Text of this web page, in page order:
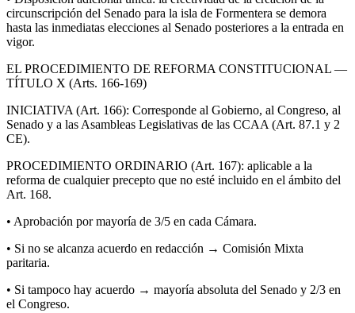
circunscripción del Senado para la isla de Formentera se demora
hasta las inmediatas elecciones al Senado posteriores a la entrada en
vigor.
EL PROCEDIMIENTO DE REFORMA CONSTITUCIONAL —
TÍTULO X (Arts. 166-169)
INICIATIVA (Art. 166): Corresponde al Gobierno, al Congreso, al
Senado y a las Asambleas Legislativas de las CCAA (Art. 87.1 y 2
CE).
PROCEDIMIENTO ORDINARIO (Art. 167): aplicable a la
reforma de cualquier precepto que no esté incluido en el ámbito del
Art. 168.
• Aprobación por mayoría de 3/5 en cada Cámara.
• Si no se alcanza acuerdo en redacción → Comisión Mixta
paritaria.
• Si tampoco hay acuerdo → mayoría absoluta del Senado y 2/3 en
el Congreso.